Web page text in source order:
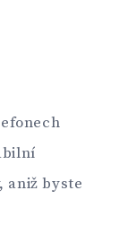
aniž byste